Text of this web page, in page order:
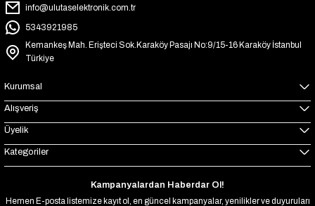
info@ulutaselektronik.com.tr
5343921985
Kemankeş Mah. Erişteci Sok.Karaköy Pasajı No:9/15-16 Karaköy İstanbul
Türkiye
Kurumsal
Alışveriş
Üyelik
Kategoriler
Kampanyalardan Haberdar Ol!
Hemen E-posta listemize kayıt ol, en güncel kampanyalar, yenilikler ve duyuruları